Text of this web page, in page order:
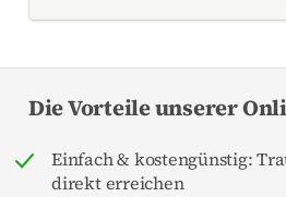
Die Vorteile unserer
Einfach & kostengünstig:
direkt erreichen